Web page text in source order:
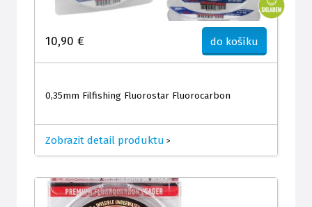
10,90 € do košíku
0,35mm Filfishing Fluorostar Fluorocarbon
Zobrazit detail produktu >